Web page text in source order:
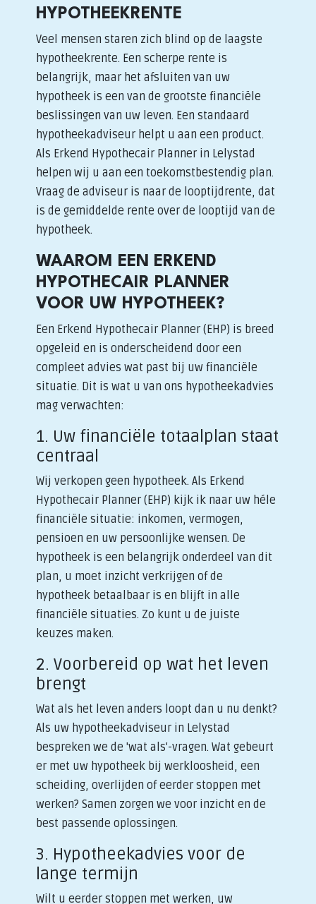
HYPOTHEEKRENTE
Veel mensen staren zich blind op de laagste
hypotheekrente. Een scherpe rente is
belangrijk, maar het afsluiten van uw
hypotheek is een van de grootste financiële
beslissingen van uw leven. Een standaard
hypotheekadviseur helpt u aan een product.
Als Erkend Hypothecair Planner in Lelystad
helpen wij u aan een toekomstbestendig plan.
Vraag de adviseur is naar de looptijdrente, dat
is de gemiddelde rente over de looptijd van de
hypotheek.
WAAROM EEN ERKEND
HYPOTHECAIR PLANNER
VOOR UW HYPOTHEEK?
Een Erkend Hypothecair Planner (EHP) is breed
opgeleid en is onderscheidend door een
compleet advies wat past bij uw financiële
situatie. Dit is wat u van ons hypotheekadvies
mag verwachten:
1. Uw financiële totaalplan staat
centraal
Wij verkopen geen hypotheek. Als Erkend
Hypothecair Planner (EHP) kijk ik naar uw héle
financiële situatie: inkomen, vermogen,
pensioen en uw persoonlijke wensen. De
hypotheek is een belangrijk onderdeel van dit
plan, u moet inzicht verkrijgen of de
hypotheek betaalbaar is en blijft in alle
financiële situaties. Zo kunt u de juiste
keuzes maken.
2. Voorbereid op wat het leven
brengt
Wat als het leven anders loopt dan u nu denkt?
Als uw hypotheekadviseur in Lelystad
bespreken we de 'wat als'-vragen. Wat gebeurt
er met uw hypotheek bij werkloosheid, een
scheiding, overlijden of eerder stoppen met
werken? Samen zorgen we voor inzicht en de
best passende oplossingen.
3. Hypotheekadvies voor de
lange termijn
Wilt u eerder stoppen met werken, uw